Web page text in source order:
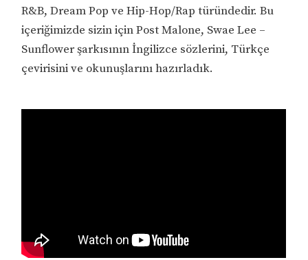
R&B, Dream Pop ve Hip-Hop/Rap türündedir. Bu
içeriğimizde sizin için Post Malone, Swae Lee –
Sunflower şarkısının İngilizce sözlerini, Türkçe
çevirisini ve okunuşlarını hazırladık.